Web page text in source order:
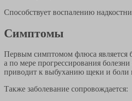
Способствует воспалению
Симптомы
Первым симптомом флюса является
а по мере прогрессирования
приводит к выбуханию щеки и боли
Также заболевание сопровождается: